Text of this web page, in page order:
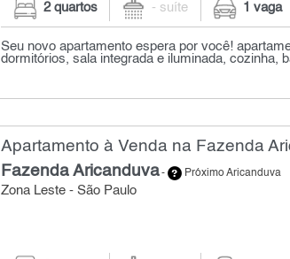
2 quartos - suíte 1 vaga
Seu novo apartamento espera por você!
dormitórios, sala integrada e iluminada, cozinha,
Apartamento à Venda na Fazenda
Fazenda Aricanduva- Próximo Aricanduva
Zona Leste - São Paulo